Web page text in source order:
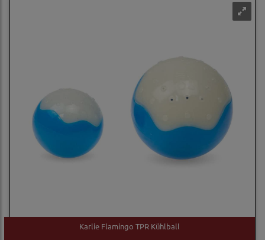
Karlie Flamingo TPR Kühlball